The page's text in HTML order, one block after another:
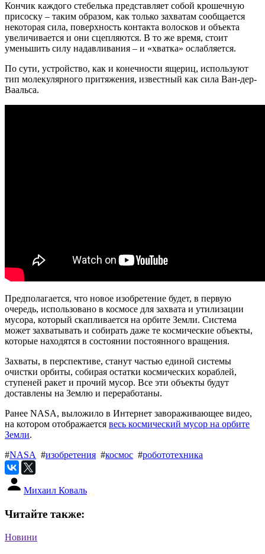
Кончик каждого стебелька представляет собой крошечную
присоску – таким образом, как только захватам сообщается
некоторая сила, поверхность контакта волосков и объекта
увеличивается и они сцепляются. В то же время, стоит
уменьшить силу надавливания – и «хватка» ослабляется.
По сути, устройство, как и конечности ящериц, используют
тип молекулярного притяжения, известный как сила Ван-дер-
Ваальса.
Предполагается, что новое изобретение будет, в первую
очередь, использовано в космосе для захвата и утилизации
мусора, который скапливается на орбите Земли. Система
может захватывать и собирать даже те космические объекты,
которые находятся в состоянии постоянного вращения.
Захваты, в перспективе, станут частью единой системы
очистки орбиты, собирая остатки космических кораблей,
ступеней ракет и прочий мусор. Все эти объекты будут
доставлены на Землю и переработаны.
Ранее NASA, выложило в Интернет завораживающее видео,
на котором отображается весь космический мусор на орбите
Земли.
#NASA #изобретения #космос #робототехника
Михаил Коваль
Читайте также:
Новини